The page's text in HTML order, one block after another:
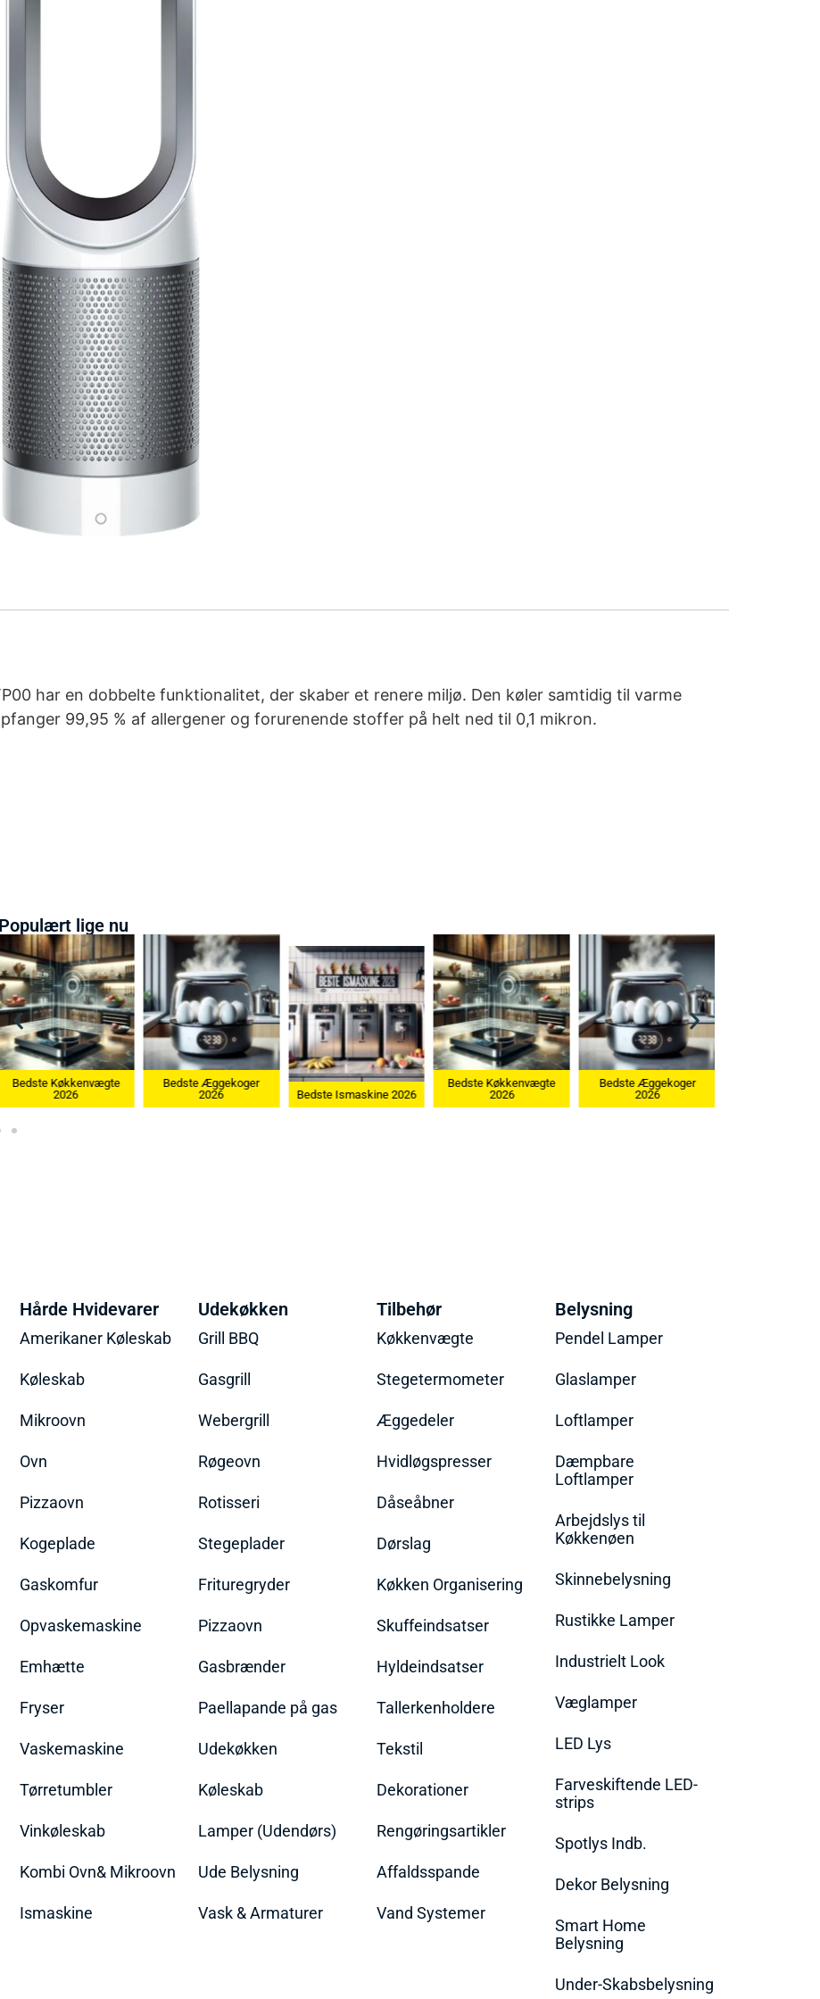
har en dobbelte funktionalitet, der skaber et renere miljø. Den køler samtidig til varme
99,95 % af allergener og forurenende stoffer på helt ned til 0,1 mikron.
Populært lige nu
Bedste Æggekoger
2026
Bedste Ismaskine 2026
Bedste Køkkenvægte
2026
Bedste Æggekoger
2026
Bedste Ismaskine 2026
Hårde Hvidevarer
Amerikaner Køleskab
Køleskab
Mikroovn
Ovn
Pizzaovn
Kogeplade
Gaskomfur
Opvaskemaskine
Emhætte
Fryser
Vaskemaskine
Tørretumbler
Vinkøleskab
Kombi Ovn& Mikroovn
Ismaskine
Udekøkken
Grill BBQ
Gasgrill
Webergrill
Røgeovn
Rotisseri
Stegeplader
Frituregryder
Pizzaovn
Gasbrænder
Paellapande på gas
Udekøkken
Køleskab
Lamper (Udendørs)
Ude Belysning
Vask & Armaturer
Tilbehør
Køkkenvægte
Stegetermometer
Æggedeler
Hvidløgspresser
Dåseåbner
Dørslag
Køkken Organisering
Skuffeindsatser
Hyldeindsatser
Tallerkenholdere
Tekstil
Dekorationer
Rengøringsartikler
Affaldsspande
Vand Systemer
Belysning
Pendel Lamper
Glaslamper
Loftlamper
Dæmpbare
Loftlamper
Arbejdslys til
Køkkenøen
Skinnebelysning
Rustikke Lamper
Industrielt Look
Væglamper
LED Lys
Farveskiftende LED-
strips
Spotlys Indb.
Dekor Belysning
Smart Home
Belysning
Under-Skabsbelysning